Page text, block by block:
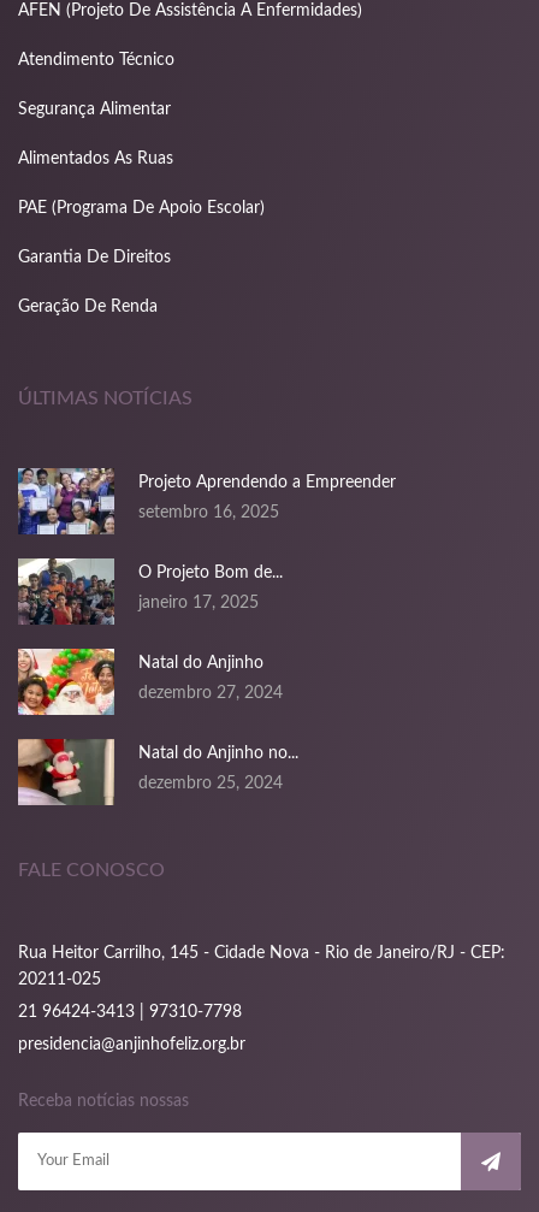
panel
panel
panel
panel
panel
panel
panel
panel
panel
satın al
AFEN (Projeto De Assistência A Enfermidades)
Atendimento Técnico
Segurança Alimentar
Alimentados As Ruas
PAE (Programa De Apoio Escolar)
Garantia De Direitos
Geração De Renda
ÚLTIMAS NOTÍCIAS
Projeto Aprendendo a Empreender
setembro 16, 2025
O Projeto Bom de...
janeiro 17, 2025
Natal do Anjinho
dezembro 27, 2024
Natal do Anjinho no...
dezembro 25, 2024
FALE CONOSCO
Rua Heitor Carrilho, 145 - Cidade Nova - Rio de Janeiro/RJ - CEP:
20211-025
21 96424-3413 | 97310-7798
presidencia@anjinhofeliz.org.br
Receba notícias nossas